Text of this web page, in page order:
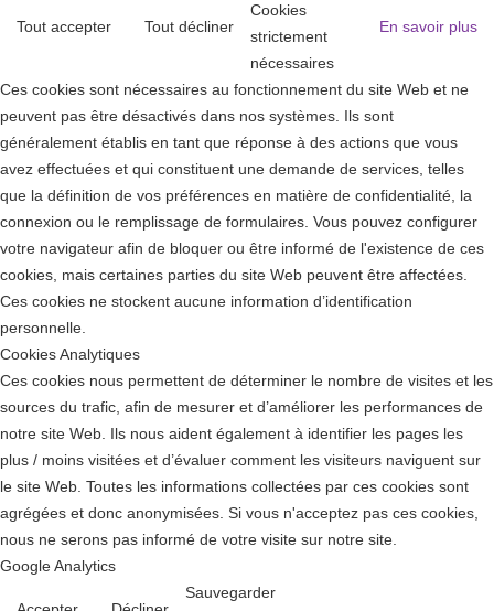
Tout accepter Tout décliner En savoir plus
Cookies
strictement
nécessaires
Ces cookies sont nécessaires au fonctionnement du site Web et ne
peuvent pas être désactivés dans nos systèmes. Ils sont
généralement établis en tant que réponse à des actions que vous
avez effectuées et qui constituent une demande de services, telles
que la définition de vos préférences en matière de confidentialité, la
connexion ou le remplissage de formulaires. Vous pouvez configurer
votre navigateur afin de bloquer ou être informé de l'existence de ces
cookies, mais certaines parties du site Web peuvent être affectées.
Ces cookies ne stockent aucune information d’identification
personnelle.
Cookies Analytiques
Ces cookies nous permettent de déterminer le nombre de visites et les
sources du trafic, afin de mesurer et d’améliorer les performances de
notre site Web. Ils nous aident également à identifier les pages les
plus / moins visitées et d’évaluer comment les visiteurs naviguent sur
le site Web. Toutes les informations collectées par ces cookies sont
agrégées et donc anonymisées. Si vous n'acceptez pas ces cookies,
nous ne serons pas informé de votre visite sur notre site.
Google Analytics
Sauvegarder